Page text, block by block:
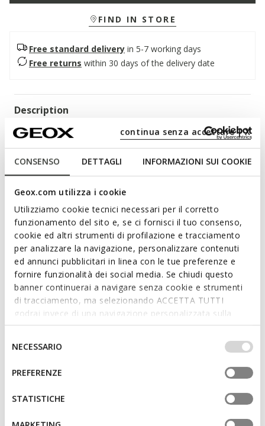
CONSENSO DETTAGLI INFORMAZIONI SUI COOKIE
Geox.com utilizza i cookie
Utilizziamo cookie tecnici necessari per il corretto
funzionamento del sito e, se ci fornisci il tuo consenso,
cookie ed altri strumenti di profilazione e tracciamento
per analizzare la navigazione, personalizzare contenuti
ed annunci pubblicitari in linea con le tue preferenze e
fornire funzionalità dei social media. Se chiudi questo
banner continuerai a navigare senza cookie e strumenti
di tracciamento, ma selezionando ACCETTA TUTTI
godrai invece di una navigazione personalizzata sulla
base dei tuoi gusti ed interessi. Selezionando
IMPOSTAZIONI potrai anche scegliere quali cookies ed
altri strumenti di tracciamento autorizzare. Per maggiori
informazioni o per modificare in qualsiasi momento le
tue impostazioni, visita la nostra
consenso
NECESSARIO
PREFERENZE
STATISTICHE
continua senza accettare | X
FIND IN STORE
Free standard delivery in 5-7 working days
Free returns within 30 days of the delivery date
Description
Men's low-cut sneaker loaded with iconic contemporary
their everyday routine, Wells is a breathable comfortable
ITEM CODE: U52T5C02211C4021
Features
By purchasing this product, you are
supporting Leather Working Group certified
tanneries
Lightweight footwear
Technologies